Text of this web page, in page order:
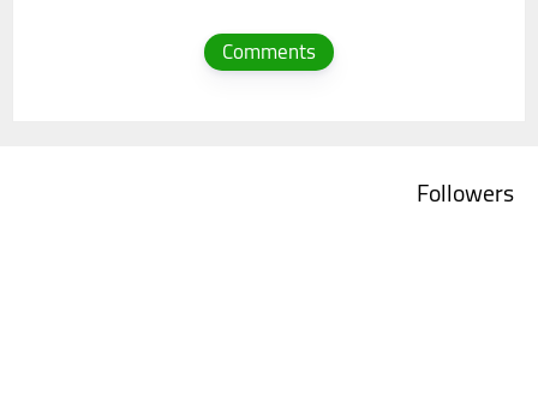
Comments
Followers